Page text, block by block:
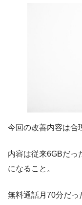
今回の改善内容は合
内容は従来6GBだっ
になること。
無料通話月70分だっ